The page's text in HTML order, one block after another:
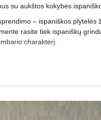
su aukštos kokybės
– ispaniškos
rasite tiek ispaniškų
charakterį.
PLYTELES
ypač tiks ispaniškos
dizaino įvairove ir patrauklia